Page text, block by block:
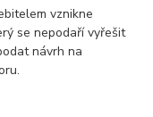
vznikne
se nepodaří vyřešit
návrh na